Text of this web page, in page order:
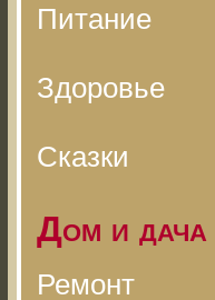
Питание
Здоровье
Сказки
Дом и дача
Ремонт